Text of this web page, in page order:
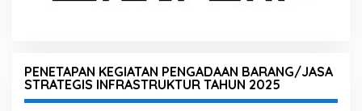
PENETAPAN KEGIATAN PENGADAAN BARANG/JASA
STRATEGIS INFRASTRUKTUR TAHUN 2025